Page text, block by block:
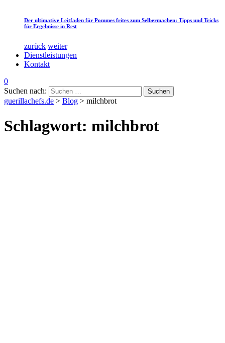
Der ultimative Leitfaden für Pommes frites zum Selbermachen: Tipps und Tricks
für Ergebnisse in Rest
zurück weiter
Dienstleistungen
Kontakt
0
Suchen nach:
guerillachefs.de > Blog > milchbrot
Schlagwort: milchbrot